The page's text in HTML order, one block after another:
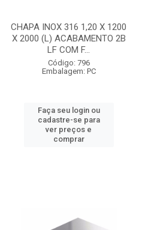
CHAPA INOX 316 1,20 X 1200
X 2000 (L) ACABAMENTO 2B
LF COM F...
Código: 796
Embalagem: PC
Faça seu login ou
cadastre-se para
ver preços e
comprar